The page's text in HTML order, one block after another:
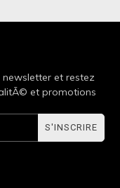
et restez
et promotions
S'INSCRIRE